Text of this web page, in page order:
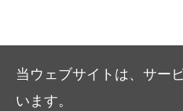
当ウェブサイトは、サー
います。